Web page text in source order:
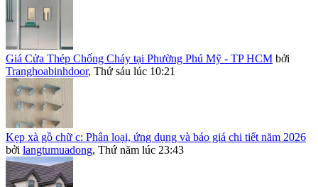
Giá Cửa Thép Chống Cháy tại Phường Phú Mỹ - TP HCM bởi
Tranghoabinhdoor, Thứ sáu lúc 10:21
Kẹp xà gồ chữ c: Phân loại, ứng dụng và báo giá chi tiết năm 2026
bởi langtumuadong, Thứ năm lúc 23:43